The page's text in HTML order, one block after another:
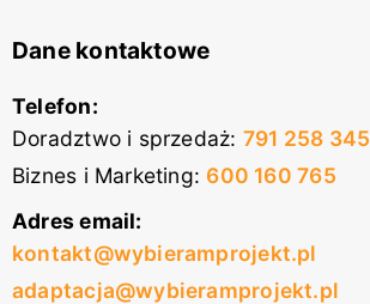
Dane kontaktowe
Telefon:
Doradztwo i sprzedaż: 791 258 345
Biznes i Marketing: 600 160 765
Adres email:
kontakt@wybieramprojekt.pl
adaptacja@wybieramprojekt.pl